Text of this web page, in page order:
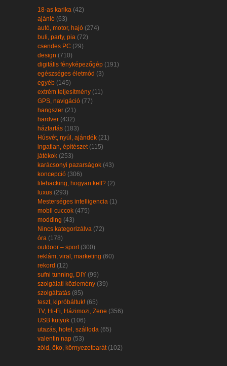
18-as karika (42)
ajánló (63)
autó, motor, hajó (274)
buli, party, pia (72)
csendes PC (29)
design (710)
digitális fényképezőgép (191)
egészséges életmód (3)
egyéb (145)
extrém teljesítmény (11)
GPS, navigáció (77)
hangszer (21)
hardver (432)
háztartás (183)
Húsvét, nyúl, ajándék (21)
ingatlan, építészet (115)
játékok (253)
karácsonyi pazarságok (43)
koncepció (306)
lifehacking, hogyan kell? (2)
luxus (293)
Mesterséges intelligencia (1)
mobil cuccok (475)
modding (43)
Nincs kategorizálva (72)
óra (178)
outdoor – sport (300)
reklám, viral, marketing (60)
rekord (12)
sufni tunning, DIY (99)
szolgálati közlemény (39)
szolgáltatás (85)
teszt, kipróbáltuk! (65)
TV, Hi-Fi, Házimozi, Zene (356)
USB kütyük (106)
utazás, hotel, szálloda (65)
valentin nap (53)
zöld, öko, környezetbarát (102)